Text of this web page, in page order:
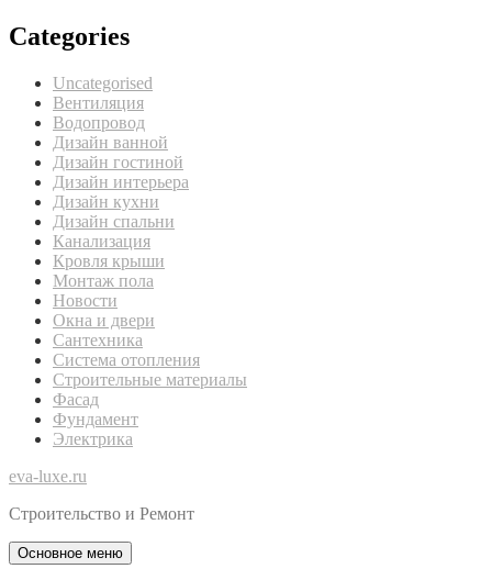
Categories
Uncategorised
Вентиляция
Водопровод
Дизайн ванной
Дизайн гостиной
Дизайн интерьера
Дизайн кухни
Дизайн спальни
Канализация
Кровля крыши
Монтаж пола
Новости
Окна и двери
Сантехника
Система отопления
Строительные материалы
Фасад
Фундамент
Электрика
eva-luxe.ru
Строительство и Ремонт
Основное меню